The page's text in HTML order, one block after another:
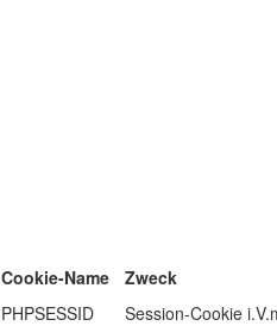
Cookie-Name Zweck
PHPSESSID
Session-Cookie